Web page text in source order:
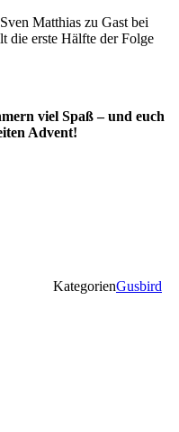
Matthias zu Gast bei
die erste Hälfte der Folge
viel Spaß – und euch
Advent!
KategorienGusbird